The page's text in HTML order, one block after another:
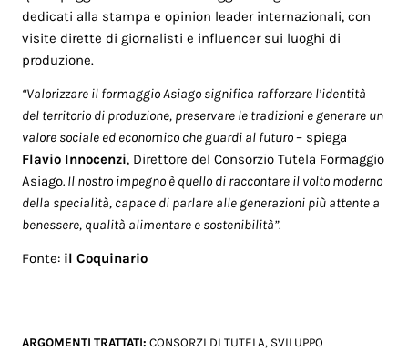
dedicati alla stampa e opinion leader internazionali, con
visite dirette di giornalisti e influencer sui luoghi di
produzione.
“Valorizzare il formaggio Asiago significa rafforzare l’identità
del territorio di produzione, preservare le tradizioni e generare un
valore sociale ed economico che guardi al futuro– spiega
Flavio Innocenzi, Direttore del Consorzio Tutela Formaggio
Asiago. Il nostro impegno è quello di raccontare il volto moderno
della specialità, capace di parlare alle generazioni più attente a
benessere, qualità alimentare e sostenibilità”.
Fonte: il Coquinario
ARGOMENTI TRATTATI:CONSORZI DI TUTELA, SVILUPPO